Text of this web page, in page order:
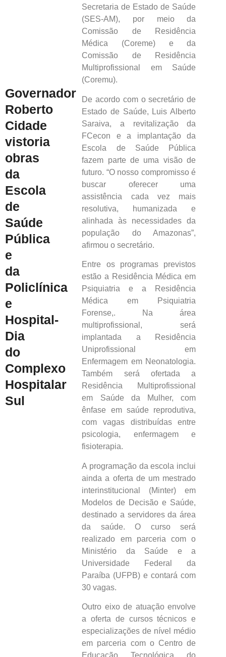
Governador
Roberto
Cidade
vistoria
obras
da
Escola
de
Saúde
Pública
e
da
Policlínica
e
Hospital-
Dia
do
Complexo
Hospitalar
Sul
Secretaria de Estado de Saúde
(SES-AM), por meio da
Comissão de Residência
Médica (Coreme) e da
Comissão de Residência
Multiprofissional em Saúde
(Coremu).
De acordo com o secretário de
Estado de Saúde, Luis Alberto
Saraiva, a revitalização da
FCecon e a implantação da
Escola de Saúde Pública
fazem parte de uma visão de
futuro. “O nosso compromisso é
buscar oferecer uma
assistência cada vez mais
resolutiva, humanizada e
alinhada às necessidades da
população do Amazonas”,
afirmou o secretário.
Entre os programas previstos
estão a Residência Médica em
Psiquiatria e a Residência
Médica em Psiquiatria
Forense,. Na área
multiprofissional, será
implantada a Residência
Uniprofissional em
Enfermagem em Neonatologia.
Também será ofertada a
Residência Multiprofissional
em Saúde da Mulher, com
ênfase em saúde reprodutiva,
com vagas distribuídas entre
psicologia, enfermagem e
fisioterapia.
A programação da escola inclui
ainda a oferta de um mestrado
interinstitucional (Minter) em
Modelos de Decisão e Saúde,
destinado a servidores da área
da saúde. O curso será
realizado em parceria com o
Ministério da Saúde e a
Universidade Federal da
Paraíba (UFPB) e contará com
30 vagas.
Outro eixo de atuação envolve
a oferta de cursos técnicos e
especializações de nível médio
em parceria com o Centro de
Educação Tecnológica do